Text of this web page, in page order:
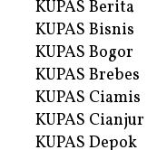
KUPAS Berita
KUPAS Bisnis
KUPAS Bogor
KUPAS Brebes
KUPAS Ciamis
KUPAS Cianjur
KUPAS Depok